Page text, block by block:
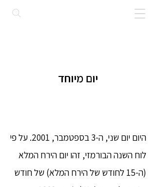
יום מיוחד
היום יום שני, ה-3 בספטמבר, 2001. על פי
לוח השנה הבורמזי, זהו יום הירח המלא
(ה-15 לחודש של הירח המלא) של חודש